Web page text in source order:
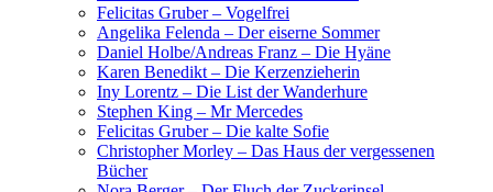
Felicitas Gruber – Vogelfrei
Angelika Felenda – Der eiserne Sommer
Daniel Holbe/Andreas Franz – Die Hyäne
Karen Benedikt – Die Kerzenzieherin
Iny Lorentz – Die List der Wanderhure
Stephen King – Mr Mercedes
Felicitas Gruber – Die kalte Sofie
Christopher Morley – Das Haus der vergessenen
Bücher